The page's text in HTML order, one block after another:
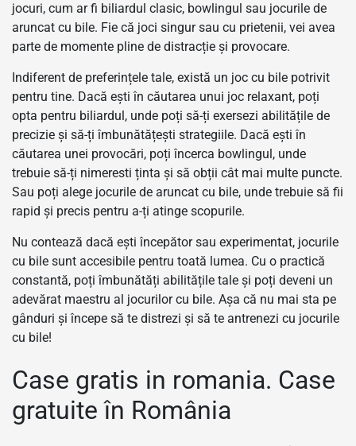
jocuri, cum ar fi biliardul clasic, bowlingul sau jocurile de
aruncat cu bile. Fie că joci singur sau cu prietenii, vei avea
parte de momente pline de distracție și provocare.
Indiferent de preferințele tale, există un joc cu bile potrivit
pentru tine. Dacă ești în căutarea unui joc relaxant, poți
opta pentru biliardul, unde poți să-ți exersezi abilitățile de
precizie și să-ți îmbunătățești strategiile. Dacă ești în
căutarea unei provocări, poți încerca bowlingul, unde
trebuie să-ți nimeresti ținta și să obții cât mai multe puncte.
Sau poți alege jocurile de aruncat cu bile, unde trebuie să fii
rapid și precis pentru a-ți atinge scopurile.
Nu contează dacă ești începător sau experimentat, jocurile
cu bile sunt accesibile pentru toată lumea. Cu o practică
constantă, poți îmbunătăți abilitățile tale și poți deveni un
adevărat maestru al jocurilor cu bile. Așa că nu mai sta pe
gânduri și începe să te distrezi și să te antrenezi cu jocurile
cu bile!
Case gratis in romania. Case
gratuite în România